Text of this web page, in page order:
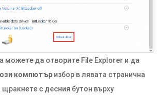
можете да отворите File Explorer и да
компютър избор в лявата странична
с десния бутон върху